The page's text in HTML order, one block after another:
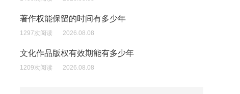
著作权能保留的时间有多少年
1297次阅读 2026.08.08
文化作品版权有效期能有多少年
1209次阅读 2026.08.08